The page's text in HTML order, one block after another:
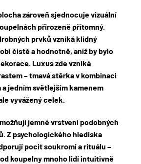
zároveň sjednocuje vizuální
přirozeně přítomný.
prvků vzniká klidný
čistě a hodnotně, aniž by bylo
Luxus zde vzniká
– tmavá stěrka v kombinaci
jedním světlejším kamenem
vyvážený celek.
jemné vrstvení podobných
Z psychologického hlediska
pocit soukromí a rituálu –
koupelny mnoho lidí intuitivně